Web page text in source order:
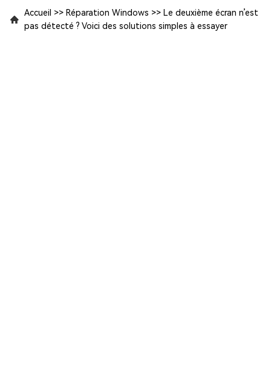
Accueil >> Réparation Windows >> Le deuxième écran n’est
pas détecté ? Voici des solutions simples à essayer